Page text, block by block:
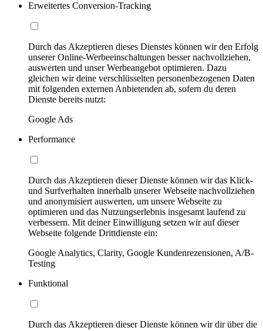
Erweitertes Conversion-Tracking
Durch das Akzeptieren dieses Dienstes können wir den Erfolg
unserer Online-Werbeeinschaltungen besser nachvollziehen,
auswerten und unser Werbeangebot optimieren. Dazu
gleichen wir deine verschlüsselten personenbezogenen Daten
mit folgenden externen Anbietenden ab, sofern du deren
Dienste bereits nutzt:
Google Ads
Performance
Durch das Akzeptieren dieser Dienste können wir das Klick-
und Surfverhalten innerhalb unserer Webseite nachvollziehen
und anonymisiert auswerten, um unsere Webseite zu
optimieren und das Nutzungserlebnis insgesamt laufend zu
verbessern. Mit deiner Einwilligung setzen wir auf dieser
Webseite folgende Drittdienste ein:
Google Analytics, Clarity, Google Kundenrezensionen, A/B-
Testing
Funktional
Durch das Akzeptieren dieser Dienste können wir dir über die